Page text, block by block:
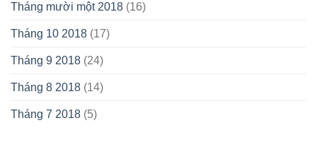
Tháng mười một 2018 (16)
Tháng 10 2018 (17)
Tháng 9 2018 (24)
Tháng 8 2018 (14)
Tháng 7 2018 (5)